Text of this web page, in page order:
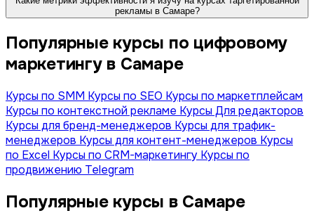
рекламы в Самаре?
Популярные курсы по цифровому
маркетингу в Самаре
Курсы по SMM Курсы по SEO Курсы по маркетплейсам
Курсы по контекстной рекламе Курсы Для редакторов
Курсы для бренд-менеджеров Курсы для трафик-
менеджеров Курсы для контент-менеджеров Курсы
по Excel Курсы по CRM-маркетингу Курсы по
продвижению Telegram
Популярные курсы в Самаре